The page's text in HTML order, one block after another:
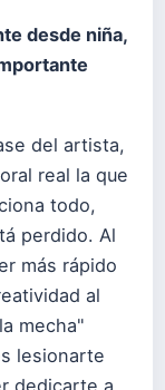
desde niña,
del artista,
real la que
todo,
perdido. Al
más rápido
al
mecha"
lesionarte
dedicarte a